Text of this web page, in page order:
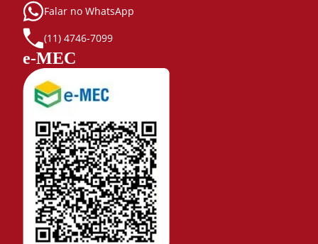
Falar no WhatsApp
(11) 4746-7099
e-MEC